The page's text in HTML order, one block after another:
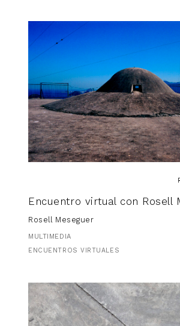
Encuentro virtual con Rosell
Rosell Meseguer
MULTIMEDIA
ENCUENTROS VIRTUALES